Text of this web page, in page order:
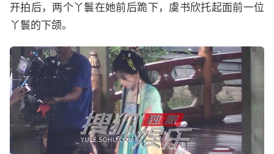
开拍后，两个丫鬟在她前后跪下，虞书欣托起面前一位
丫鬟的下颌。